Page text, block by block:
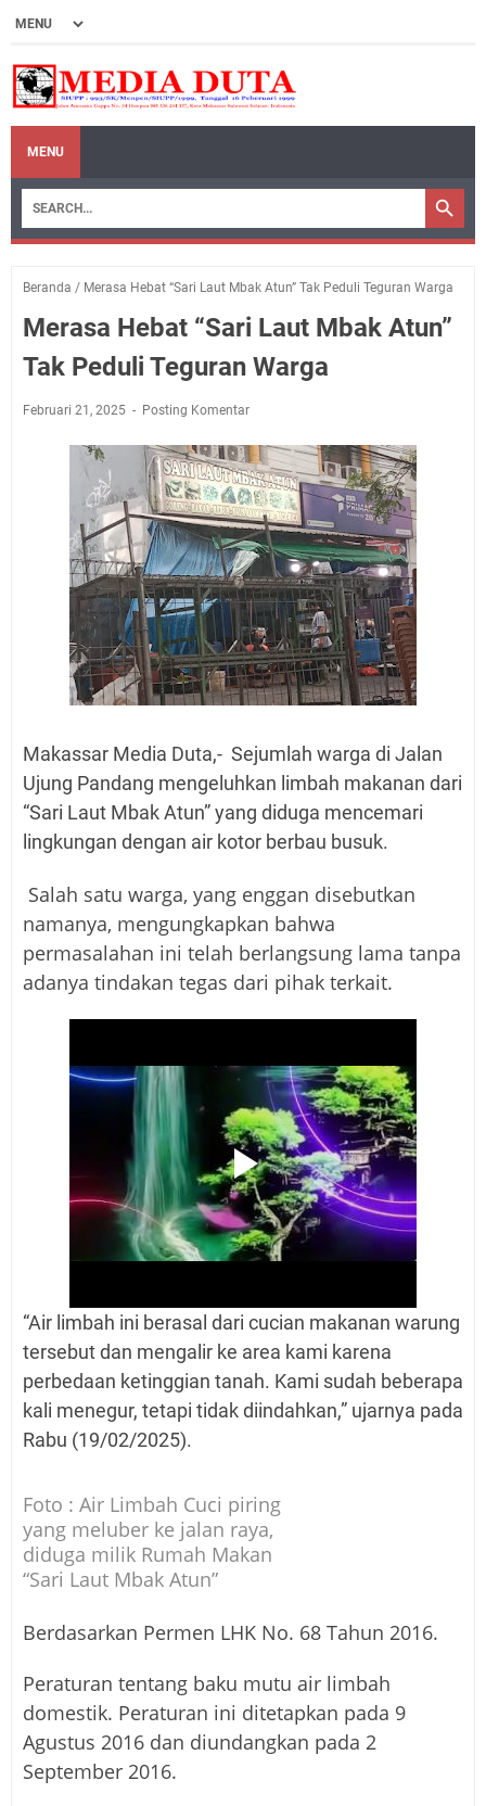
MENU
Beranda / Merasa Hebat “Sari Laut Mbak Atun” Tak Peduli Teguran Warga
Merasa Hebat “Sari Laut Mbak Atun”
Tak Peduli Teguran Warga
Februari 21, 2025 Posting Komentar
Makassar Media Duta,- Sejumlah warga di Jalan
Ujung Pandang mengeluhkan limbah makanan dari
“Sari Laut Mbak Atun” yang diduga mencemari
lingkungan dengan air kotor berbau busuk.
Salah satu warga, yang enggan disebutkan
namanya, mengungkapkan bahwa
permasalahan ini telah berlangsung lama tanpa
adanya tindakan tegas dari pihak terkait.
“Air limbah ini berasal dari cucian makanan warung
tersebut dan mengalir ke area kami karena
perbedaan ketinggian tanah. Kami sudah beberapa
kali menegur, tetapi tidak diindahkan,” ujarnya pada
Rabu (19/02/2025).
Foto : Air Limbah Cuci piring
yang meluber ke jalan raya,
diduga milik Rumah Makan
“Sari Laut Mbak Atun”
Berdasarkan Permen LHK No. 68 Tahun 2016.
Peraturan tentang baku mutu air limbah
domestik. Peraturan ini ditetapkan pada 9
Agustus 2016 dan diundangkan pada 2
September 2016.